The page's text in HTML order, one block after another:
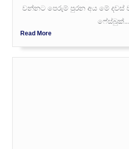
වන්නට පෙරුම් පුරන අය මේ
ෆේස්බුක්...
Read More